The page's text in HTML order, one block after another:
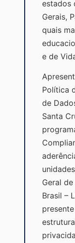
estados
Gerais,
quais
e de
Política
de
Santa
Geral
Brasil –